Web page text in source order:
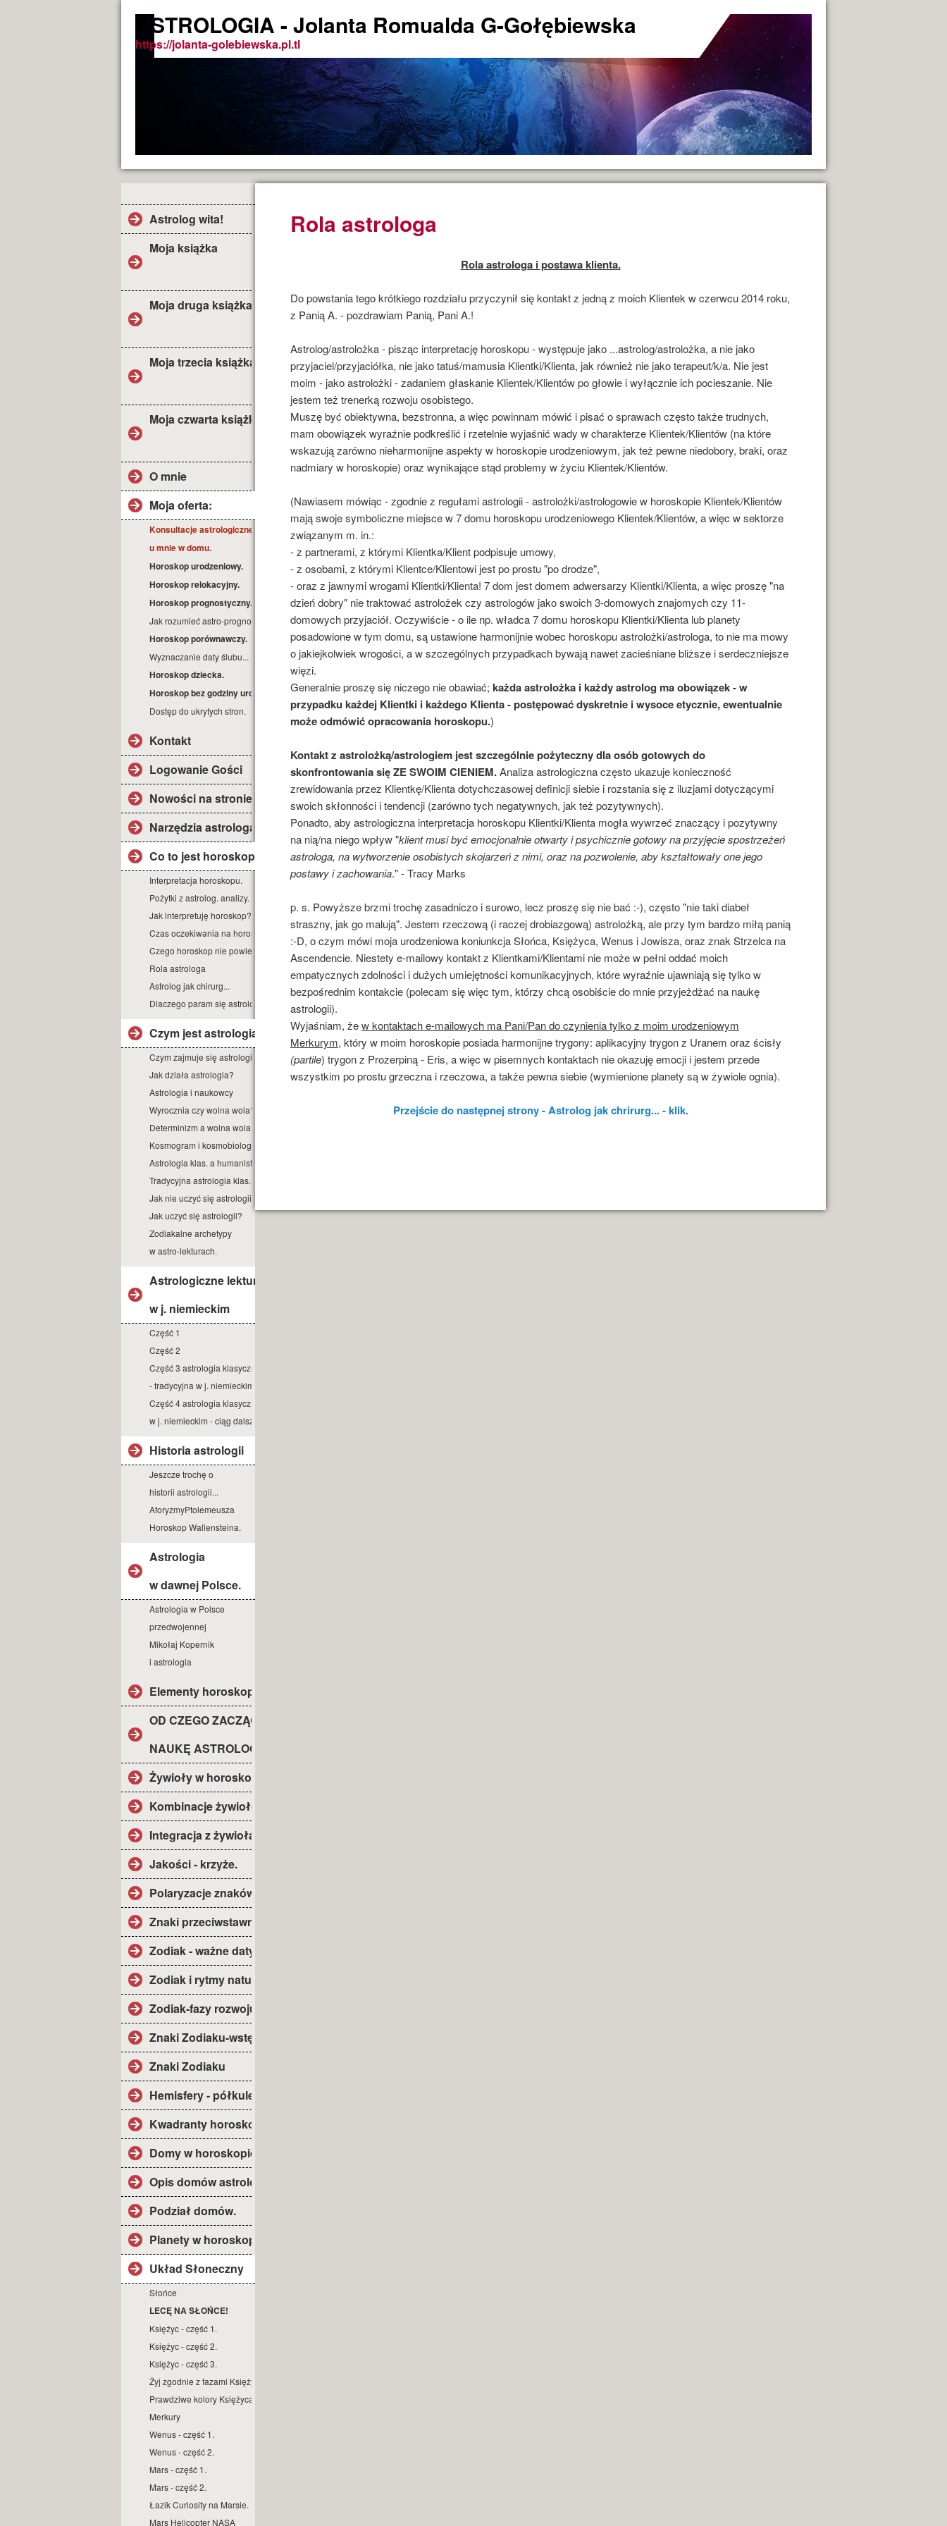
ASTROLOGIA - Jolanta Romualda G-Gołębiewska
https://jolanta-golebiewska.pl.tl
Astrolog wita!
Moja książka
Moja druga książka
Moja trzecia książka
Moja czwarta książka
O mnie
Moja oferta:
Konsultacje astrologiczne
u mnie w domu.
Horoskop urodzeniowy.
Horoskop relokacyjny.
Horoskop prognostyczny.
Jak rozumieć astro-prognozę?
Horoskop porównawczy.
Wyznaczanie daty ślubu...
Horoskop dziecka.
Horoskop bez godziny urodz.
Dostęp do ukrytych stron.
Kontakt
Logowanie Gości
Nowości na stronie.
Narzędzia astrologa
Co to jest horoskop?
Interpretacja horoskopu.
Pożytki z astrolog. analizy.
Jak interpretuję horoskop?
Czas oczekiwania na horoskop.
Czego horoskop nie powie?
Rola astrologa
Astrolog jak chirurg...
Dlaczego param się astrologią?
Czym jest astrologia?
Czym zajmuje się astrologia?
Jak działa astrologia?
Astrologia i naukowcy
Wyrocznia czy wolna wola?
Determinizm a wolna wola.
Kosmogram i kosmobiologia.
Astrologia klas. a humanist.
Tradycyjna astrologia klas.
Jak nie uczyć się astrologii.
Jak uczyć się astrologii?
Zodiakalne archetypy
w astro-lekturach.
Astrologiczne lektury
w j. niemieckim
Część 1
Część 2
Część 3 astrologia klasyczna
- tradycyjna w j. niemieckim
Część 4 astrologia klasyczna
w j. niemieckim - ciąg dalszy
Historia astrologii
Jeszcze trochę o
historii astrologii...
AforyzmyPtolemeusza
Horoskop Wallensteina.
Astrologia
w dawnej Polsce.
Astrologia w Polsce
przedwojennej
Mikołaj Kopernik
i astrologia
Elementy horoskopu.
OD CZEGO ZACZĄĆ
NAUKĘ ASTROLOGII?
Żywioły w horoskopie.
Kombinacje żywiołów.
Integracja z żywiołami.
Jakości - krzyże.
Polaryzacje znaków.
Znaki przeciwstawne.
Zodiak - ważne daty.
Zodiak i rytmy natury.
Zodiak-fazy rozwoju.
Znaki Zodiaku-wstęp.
Znaki Zodiaku
Hemisfery - półkule.
Kwadranty horoskopu.
Domy w horoskopie.
Opis domów astrolog.
Podział domów.
Planety w horoskopie.
Układ Słoneczny
Słońce
LECĘ NA SŁOŃCE!
Księżyc - część 1.
Księżyc - część 2.
Księżyc - część 3.
Żyj zgodnie z fazami Księżyca.
Prawdziwe kolory Księżyca.
Merkury
Wenus - część 1.
Wenus - część 2.
Mars - część 1.
Mars - część 2.
Łazik Curiosity na Marsie.
Mars Helicopter NASA
Rola astrologa
Rola astrologa i postawa klienta.
Do powstania tego krótkiego rozdziału przyczynił się kontakt z jedną z moich Klientek w czerwcu 2014 roku,
z Panią A. - pozdrawiam Panią, Pani A.!
Astrolog/astrolożka - pisząc interpretację horoskopu - występuje jako ...astrolog/astrolożka, a nie jako
przyjaciel/przyjaciółka, nie jako tatuś/mamusia Klientki/Klienta, jak również nie jako terapeut/k/a. Nie jest
moim - jako astrolożki - zadaniem głaskanie Klientek/Klientów po głowie i wyłącznie ich pocieszanie. Nie
jestem też trenerką rozwoju osobistego.
Muszę być obiektywna, bezstronna, a więc powinnam mówić i pisać o sprawach często także trudnych,
mam obowiązek wyraźnie podkreślić i rzetelnie wyjaśnić wady w charakterze Klientek/Klientów (na które
wskazują zarówno nieharmonijne aspekty w horoskopie urodzeniowym, jak też pewne niedobory, braki, oraz
nadmiary w horoskopie) oraz wynikające stąd problemy w życiu Klientek/Klientów.
(Nawiasem mówiąc - zgodnie z regułami astrologii - astrolożki/astrologowie w horoskopie Klientek/Klientów
mają swoje symboliczne miejsce w 7 domu horoskopu urodzeniowego Klientek/Klientów, a więc w sektorze
związanym m. in.:
- z partnerami, z którymi Klientka/Klient podpisuje umowy,
- z osobami, z którymi Klientce/Klientowi jest po prostu "po drodze",
- oraz z jawnymi wrogami Klientki/Klienta! 7 dom jest domem adwersarzy Klientki/Klienta, a więc proszę "na
dzień dobry" nie traktować astrolożek czy astrologów jako swoich 3-domowych znajomych czy 11-
domowych przyjaciół. Oczywiście - o ile np. władca 7 domu horoskopu Klientki/Klienta lub planety
posadowione w tym domu, są ustawione harmonijnie wobec horoskopu astrolożki/astrologa, to nie ma mowy
o jakiejkolwiek wrogości, a w szczególnych przypadkach bywają nawet zacieśniane bliższe i serdeczniejsze
więzi.
Generalnie proszę się niczego nie obawiać; każda astrolożka i każdy astrolog ma obowiązek - w
przypadku każdej Klientki i każdego Klienta - postępować dyskretnie i wysoce etycznie, ewentualnie
może odmówić opracowania horoskopu.)
Kontakt z astrolożką/astrologiem jest szczególnie pożyteczny dla osób gotowych do
skonfrontowania się ZE SWOIM CIENIEM.Analiza astrologiczna często ukazuje konieczność
zrewidowania przez Klientkę/Klienta dotychczasowej definicji siebie i rozstania się z iluzjami dotyczącymi
swoich skłonności i tendencji (zarówno tych negatywnych, jak też pozytywnych).
Ponadto, aby astrologiczna interpretacja horoskopu Klientki/Klienta mogła wywrzeć znaczący i pozytywny
na nią/na niego wpływ "klient musi być emocjonalnie otwarty i psychicznie gotowy na przyjęcie spostrzeżeń
astrologa, na wytworzenie osobistych skojarzeń z nimi, oraz na pozwolenie, aby kształtowały one jego
postawy i zachowania." - Tracy Marks
p. s. Powyższe brzmi trochę zasadniczo i surowo, lecz proszę się nie bać :-), często "nie taki diabeł
straszny, jak go malują". Jestem rzeczową (i raczej drobiazgową) astrolożką, ale przy tym bardzo miłą panią
:-D, o czym mówi moja urodzeniowa koniunkcja Słońca, Księżyca, Wenus i Jowisza, oraz znak Strzelca na
Ascendencie. Niestety e-mailowy kontakt z Klientkami/Klientami nie może w pełni oddać moich
empatycznych zdolności i dużych umiejętności komunikacyjnych, które wyraźnie ujawniają się tylko w
bezpośrednim kontakcie (polecam się więc tym, którzy chcą osobiście do mnie przyjeżdżać na naukę
astrologii).
Wyjaśniam, żew kontaktach e-mailowych ma Pani/Pan do czynienia tylko z moim urodzeniowym
Merkurym, który w moim horoskopie posiada harmonijne trygony: aplikacyjny trygon z Uranem oraz ścisły
(partile) trygon z Prozerpiną - Eris, a więc w pisemnych kontaktach nie okazuję emocji i jestem przede
wszystkim po prostu grzeczna i rzeczowa, a także pewna siebie (wymienione planety są w żywiole ognia).
Przejście do następnej strony - Astrolog jak chrirurg... - klik.